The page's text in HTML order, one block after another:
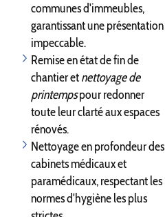
communes d'immeubles,
garantissant une présentation
impeccable.
Remise en état de fin de
chantier etnettoyage de
printempspour redonner
toute leur clarté aux espaces
rénovés.
Nettoyage en profondeur des
cabinets médicaux et
paramédicaux, respectant les
normes d'hygiène les plus